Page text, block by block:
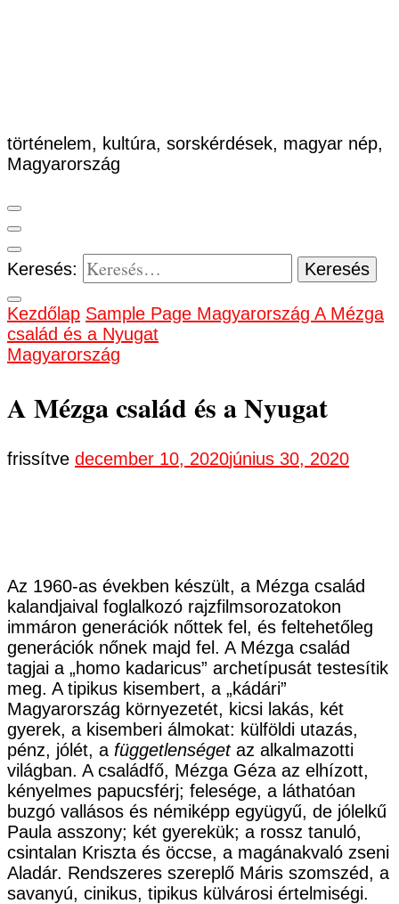
történelem, kultúra, sorskérdések, magyar nép,
Magyarország
Keresés:
Kezdőlap Sample Page Magyarország A Mézga
család és a Nyugat
Magyarország
A Mézga család és a Nyugat
frissítve december 10, 2020június 30, 2020
Az 1960-as években készült, a Mézga család
kalandjaival foglalkozó rajzfilmsorozatokon
immáron generációk nőttek fel, és feltehetőleg
generációk nőnek majd fel. A Mézga család
tagjai a „homo kadaricus” archetípusát testesítik
meg. A tipikus kisembert, a „kádári”
Magyarország környezetét, kicsi lakás, két
gyerek, a kisemberi álmokat: külföldi utazás,
pénz, jólét, a függetlenséget az alkalmazotti
világban. A családfő, Mézga Géza az elhízott,
kényelmes papucsférj; felesége, a láthatóan
buzgó vallásos és némiképp együgyű, de jólelkű
Paula asszony; két gyerekük; a rossz tanuló,
csintalan Kriszta és öccse, a magánakvaló zseni
Aladár. Rendszeres szereplő Máris szomszéd, a
savanyú, cinikus, tipikus külvárosi értelmiségi.